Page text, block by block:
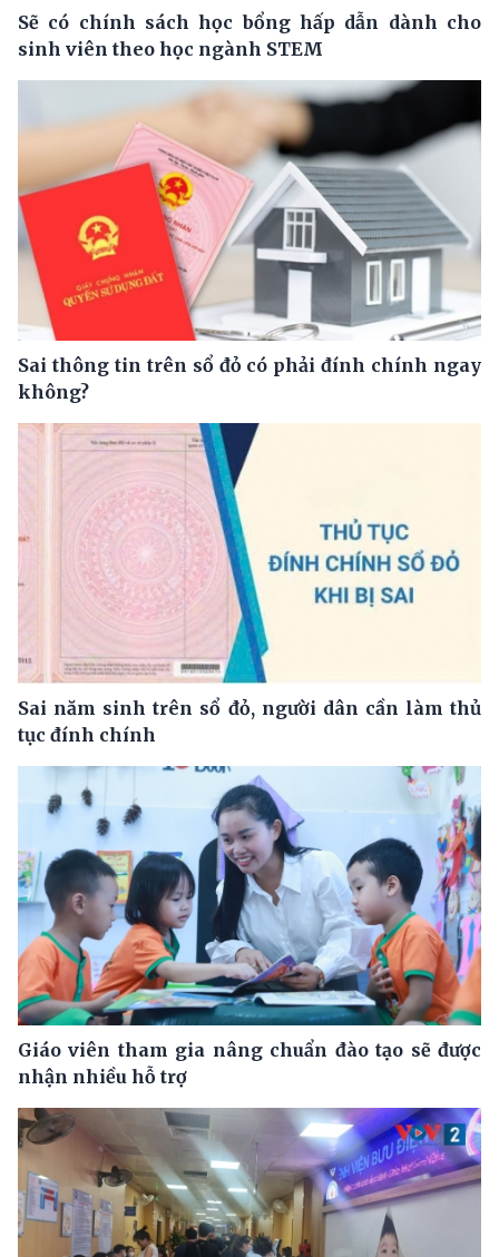
Sẽ có chính sách học bổng hấp dẫn dành cho
sinh viên theo học ngành STEM
Sai thông tin trên sổ đỏ có phải đính chính ngay
không?
Sai năm sinh trên sổ đỏ, người dân cần làm thủ
tục đính chính
Giáo viên tham gia nâng chuẩn đào tạo sẽ được
nhận nhiều hỗ trợ